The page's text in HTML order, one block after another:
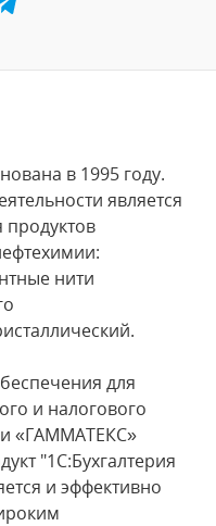
в 1995 году.
является
продуктов
нити
для
и налогового
«ГАММАТЕКС»
"1С:Бухгалтерия
и эффективно